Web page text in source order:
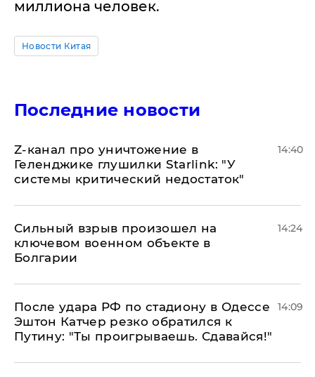
миллиона человек.
Новости Китая
Последние новости
Z-канал про уничтожение в
Геленджике глушилки Starlink: "У
системы критический недостаток"
14:40
Сильный взрыв произошел на
ключевом военном объекте в
Болгарии
14:24
После удара РФ по стадиону в Одессе
Эштон Катчер резко обратился к
Путину: "Ты проигрываешь. Сдавайся!"
14:09